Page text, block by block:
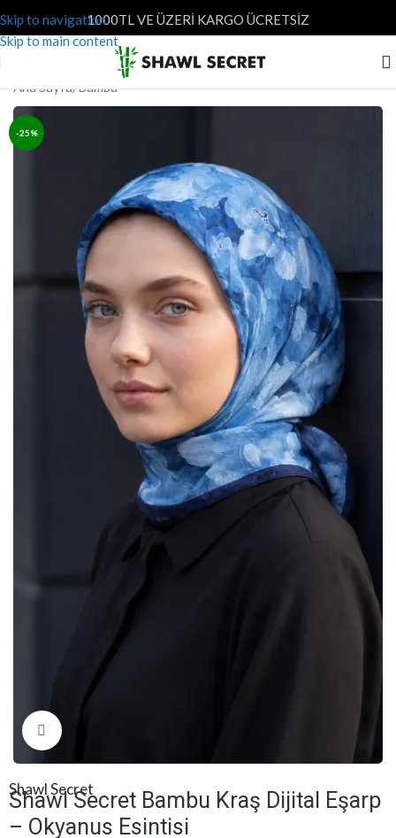
Skip to navigation
Skip to main content
1000TL VE ÜZERİ KARGO ÜCRETSİZ
Ana Sayfa/Bambu
-25%
Click to enlarge
Shawl Secret
Shawl Secret Bambu Kraş Dijital Eşarp
– Okyanus Esintisi